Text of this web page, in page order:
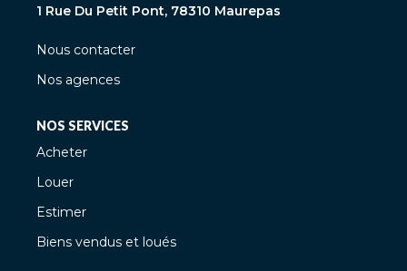
1 Rue Du Petit Pont, 78310 Maurepas
Nous contacter
Nos agences
NOS SERVICES
Acheter
Louer
Estimer
Biens vendus et loués